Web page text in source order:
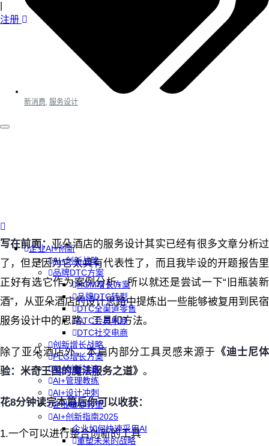
注册
企业AI+创新
AI+创新战略
品牌DTC方案
RGM增长方案
品牌DTC转型
DTC全渠道零售
DTC会员电商
DTC社交电商
创新增长战略
PLG增长方案
AI+创新加速
AI+管理教练
AI+设计冲刺
企业敏捷转型
AI+创新指南2025
企业如何快速采用AI
重塑未来的战略
新消费 服务设计
写在前面：亚朵酒店的服务设计其实已经有很多文章分析过
了，但是因为它太具有代表性了，而且我毕设的开题报告里
正好有选它作为案例分析，所以就还是尝试一下“旧瓶装新
酒”，从亚朵酒店的设计思路中提炼出一些能够被复用到民宿
服务设计中的思路、工具和方法。
除了亚朵酒店外，本篇内部分工具灵感来源于 《迪士尼体
验：米奇王国的魔法服务之道》 。
花8分钟读完本篇后你可以收获：
1.一个可以进行整合创新的工具